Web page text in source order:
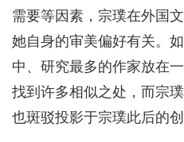
需要等因素，宗璞在外国
她自身的审美偏好有关。
中、研究最多的作家放在
找到许多相似之处，而宗
也斑驳投影于宗璞此后的创